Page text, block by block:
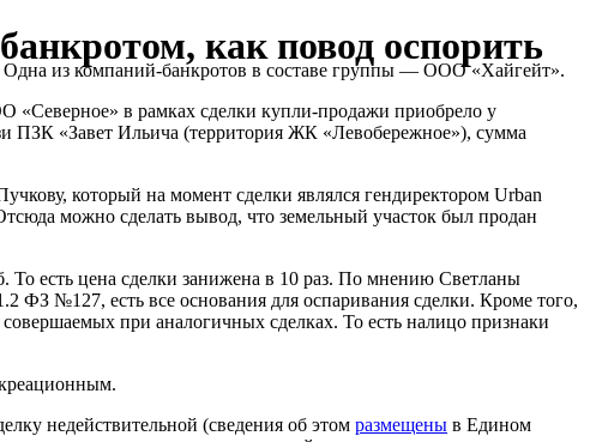
как повод оспорить
Одна из компаний-банкротов в составе группы — ООО «Хайгейт».
в рамках сделки купли-продажи приобрело у
ПЗК «Завет Ильича (территория ЖК «Левобережное»), сумма
который на момент сделки являлся гендиректором Urban
можно сделать вывод, что земельный участок был продан
То есть цена сделки занижена в 10 раз. По мнению Светланы
ФЗ №127, есть все основания для оспаривания сделки. Кроме того,
совершаемых при аналогичных сделках. То есть налицо признаки
недействительной (сведения об этом размещены в Едином